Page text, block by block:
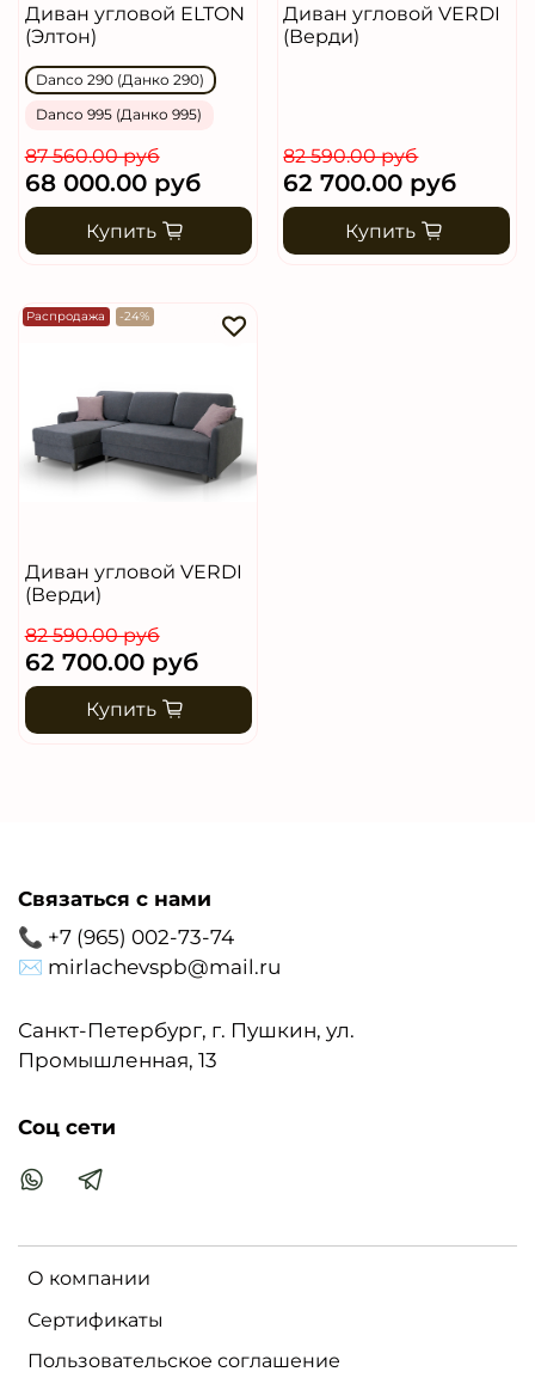
Диван угловой ELTON
(Элтон)
Danco 290 (Данко 290)
Danco 995 (Данко 995)
87 560.00 руб
68 000.00 руб
Купить
Диван угловой VERDI
(Верди)
82 590.00 руб
62 700.00 руб
Купить
Распродажа -24%
Диван угловой VERDI
(Верди)
82 590.00 руб
62 700.00 руб
Купить
О компании
Сертификаты
Пользовательское соглашение
Связаться с нами
📞 +7 (965) 002-73-74
✉ mirlachevspb@mail.ru
Санкт-Петербург, г. Пушкин, ул.
Промышленная, 13
Соц сети